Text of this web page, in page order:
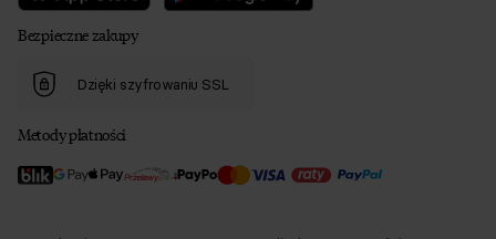
Bezpieczne zakupy
Dzięki szyfrowaniu SSL
Metody płatności